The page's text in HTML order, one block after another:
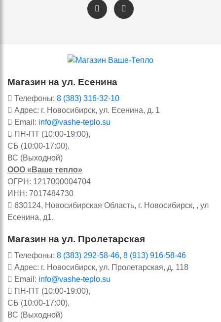
Магазин на ул. Есенина
Телефоны: 8 (383) 316-32-10
Адрес: г. Новосибирск, ул. Есенина, д. 1
Email: info@vashe-teplo.su
ПН-ПТ (10:00-19:00),
СБ (10:00-17:00),
ВС (Выходной)
ООО «Ваше тепло»
ОГРН: 1217000004704
ИНН: 7017484730
630124, Новосибирская Область, г. Новосибирск, , ул
Есенина, д1.
Магазин на ул. Пролетарская
Телефоны: 8 (383) 292-58-46, 8 (913) 916-58-46
Адрес: г. Новосибирск, ул. Пролетарская, д. 118
Email: info@vashe-teplo.su
ПН-ПТ (10:00-19:00),
СБ (10:00-17:00),
ВС (Выходной)